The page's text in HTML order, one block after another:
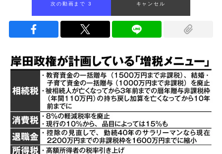
次の動画まで 2 キャンセル